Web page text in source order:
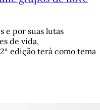
e por suas lutas
de vida,
edição terá como tema